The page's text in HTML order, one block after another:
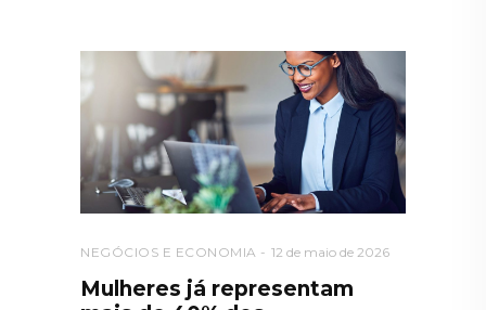
NEGÓCIOS E ECONOMIA 12 de maio de 2026
Mulheres já representam